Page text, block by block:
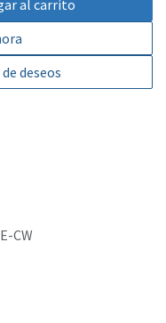
al carrito
deseos
CW